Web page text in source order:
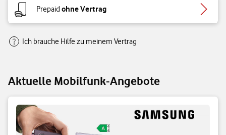
Prepaid ohne Vertrag
Ich brauche Hilfe zu meinem Vertrag
Aktuelle Mobilfunk-Angebote